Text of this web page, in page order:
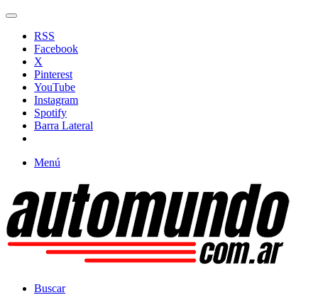
RSS
Facebook
X
Pinterest
YouTube
Instagram
Spotify
Barra Lateral
Menú
Buscar